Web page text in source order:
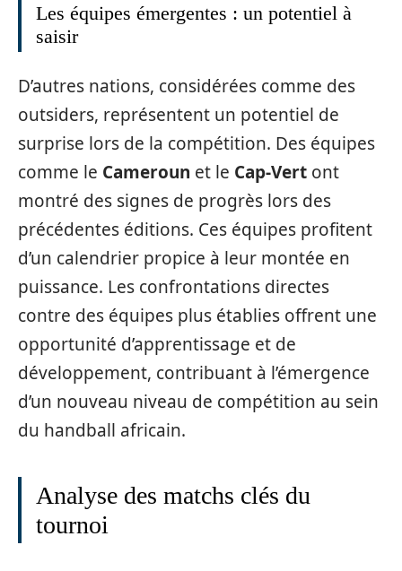
Les équipes émergentes : un potentiel à
saisir
D’autres nations, considérées comme des
outsiders, représentent un potentiel de
surprise lors de la compétition. Des équipes
comme le Cameroun et le Cap-Vert ont
montré des signes de progrès lors des
précédentes éditions. Ces équipes profitent
d’un calendrier propice à leur montée en
puissance. Les confrontations directes
contre des équipes plus établies offrent une
opportunité d’apprentissage et de
développement, contribuant à l’émergence
d’un nouveau niveau de compétition au sein
du handball africain.
Analyse des matchs clés du
tournoi